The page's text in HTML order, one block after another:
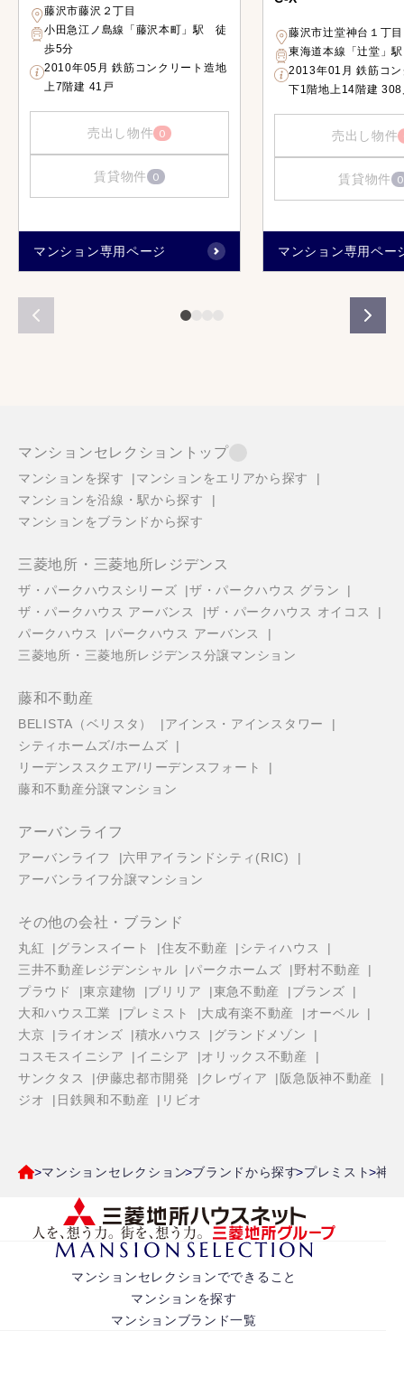
藤沢市藤沢２丁目
小田急江ノ島線「藤沢本町」駅 徒
歩5分
2010年05月 鉄筋コンクリート造地
上7階建 41戸
売出し物件 0
賃貸物件 0
マンション専用ページ
藤沢市辻堂神台１丁目
東海道本線「辻堂」
2013年01月 鉄筋コ
下1階地上14階建 308
売出し物件
賃貸物件 0
マンション専用ペー
マンションセレクショントップ
マンションを探す
マンションをエリアから探す
マンションを沿線・駅から探す
マンションをブランドから探す
三菱地所・三菱地所レジデンス
ザ・パークハウスシリーズ
ザ・パークハウス グラン
ザ・パークハウス アーバンス
ザ・パークハウス オイコス
パークハウス
パークハウス アーバンス
三菱地所・三菱地所レジデンス分譲マンション
藤和不動産
BELISTA（ベリスタ）
アインス・アインスタワー
シティホームズ/ホームズ
リーデンススクエア/リーデンスフォート
藤和不動産分譲マンション
アーバンライフ
アーバンライフ
六甲アイランドシティ(RIC)
アーバンライフ分譲マンション
その他の会社・ブランド
丸紅 グランスイート 住友不動産
シティハウス
三井不動産レジデンシャル
パークホームズ
野村不動産
プラウド
東京建物 ブリリア 東急不動産
ブランズ
大和ハウス工業
プレミスト 大成有楽不動産
オーベル
大京
ライオンズ 積水ハウス
グランドメゾン
コスモスイニシア
イニシア
オリックス不動産
サンクタス
伊藤忠都市開発 クレヴィア
阪急阪神不動産
ジオ
日鉄興和不動産 リビオ
マンションセレクション ブランドから探す プレミスト 神
マンションセレクションでできること
マンションを探す
マンションブランド一覧